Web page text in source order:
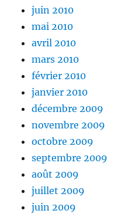
juin 2010
mai 2010
avril 2010
mars 2010
février 2010
janvier 2010
décembre 2009
novembre 2009
octobre 2009
septembre 2009
août 2009
juillet 2009
juin 2009